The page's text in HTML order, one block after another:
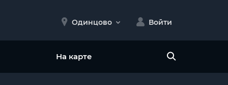
Одинцово Войти
На карте